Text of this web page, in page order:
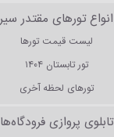
انواع تورهای مقتدر سیر
لیست قیمت تورها
تور تابستان ۱۴۰۴
تورهای لحظه آخری
تابلوی پروازی فرودگاه‌ها